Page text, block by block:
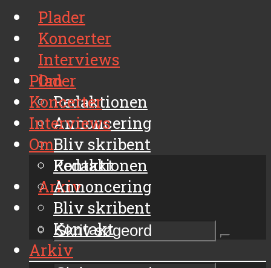
Plader
Koncerter
Interviews
Om
Redaktionen
Annoncering
Bliv skribent
Kontakt
Arkiv
Plader
Koncerter
Interviews
Om
Redaktionen
Annoncering
Bliv skribent
Kontakt
Arkiv